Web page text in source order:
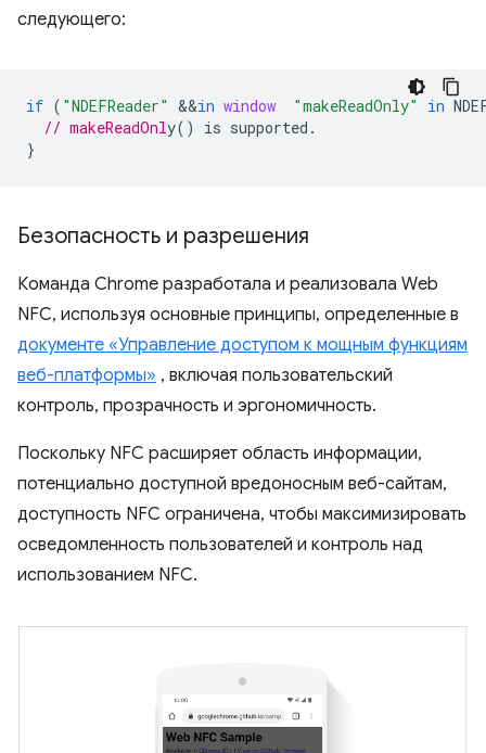
следующего:
if ( "NDEFReader" &&in window "makeReadOnly" in
// makeReadOnl
}
Безопасность и разрешения
Команда Chrome разработала и реализовала Web
NFC, используя основные принципы, определенные в
документе «Управление доступом к мощным функциям
веб-платформы» , включая пользовательский
контроль, прозрачность и эргономичность.
Поскольку NFC расширяет область информации,
потенциально доступной вредоносным веб-сайтам,
доступность NFC ограничена, чтобы максимизировать
осведомленность пользователей и контроль над
использованием NFC.